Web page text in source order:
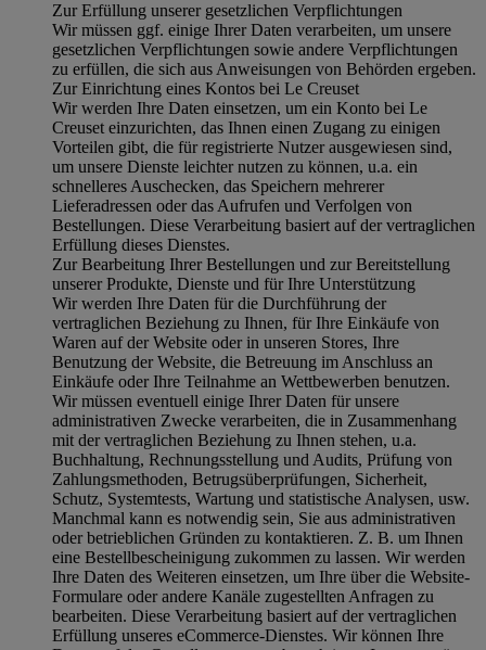
Zur Erfüllung unserer gesetzlichen Verpflichtungen
Wir müssen ggf. einige Ihrer Daten verarbeiten, um unsere
gesetzlichen Verpflichtungen sowie andere Verpflichtungen
zu erfüllen, die sich aus Anweisungen von Behörden ergeben.
Zur Einrichtung eines Kontos bei Le Creuset
Wir werden Ihre Daten einsetzen, um ein Konto bei Le
Creuset einzurichten, das Ihnen einen Zugang zu einigen
Vorteilen gibt, die für registrierte Nutzer ausgewiesen sind,
um unsere Dienste leichter nutzen zu können, u.a. ein
schnelleres Auschecken, das Speichern mehrerer
Lieferadressen oder das Aufrufen und Verfolgen von
Bestellungen. Diese Verarbeitung basiert auf der vertraglichen
Erfüllung dieses Dienstes.
Zur Bearbeitung Ihrer Bestellungen und zur Bereitstellung
unserer Produkte, Dienste und für Ihre Unterstützung
Wir werden Ihre Daten für die Durchführung der
vertraglichen Beziehung zu Ihnen, für Ihre Einkäufe von
Waren auf der Website oder in unseren Stores, Ihre
Benutzung der Website, die Betreuung im Anschluss an
Einkäufe oder Ihre Teilnahme an Wettbewerben benutzen.
Wir müssen eventuell einige Ihrer Daten für unsere
administrativen Zwecke verarbeiten, die in Zusammenhang
mit der vertraglichen Beziehung zu Ihnen stehen, u.a.
Buchhaltung, Rechnungsstellung und Audits, Prüfung von
Zahlungsmethoden, Betrugsüberprüfungen, Sicherheit,
Schutz, Systemtests, Wartung und statistische Analysen, usw.
Manchmal kann es notwendig sein, Sie aus administrativen
oder betrieblichen Gründen zu kontaktieren. Z. B. um Ihnen
eine Bestellbescheinigung zukommen zu lassen. Wir werden
Ihre Daten des Weiteren einsetzen, um Ihre über die Website-
Formulare oder andere Kanäle zugestellten Anfragen zu
bearbeiten. Diese Verarbeitung basiert auf der vertraglichen
Erfüllung unseres eCommerce-Dienstes. Wir können Ihre